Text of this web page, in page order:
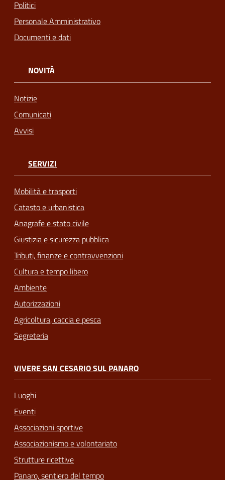
Politici
Personale Amministrativo
Documenti e dati
NOVITÀ
Notizie
Comunicati
Avvisi
SERVIZI
Mobilità e trasporti
Catasto e urbanistica
Anagrafe e stato civile
Giustizia e sicurezza pubblica
Tributi, finanze e contravvenzioni
Cultura e tempo libero
Ambiente
Autorizzazioni
Agricoltura, caccia e pesca
Segreteria
VIVERE SAN CESARIO SUL PANARO
Luoghi
Eventi
Associazioni sportive
Associazionismo e volontariato
Strutture ricettive
Panaro, sentiero del tempo